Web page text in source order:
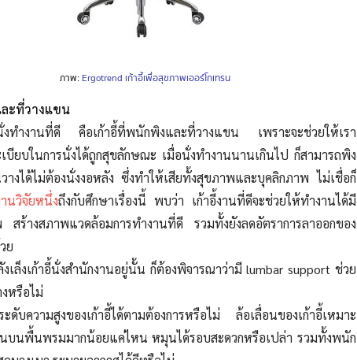
ภาพ: Ergotrend เก้าอี้เพื่อสุขภาพเออร์โกเทรน
ะที่วางแขน
งทำงานที่ดี คือเก้าอี้ที่พนักพิงและที่วางแขน เพราะจะช่วยให้เรา
เบียบในการนั่งได้ถูกสุขลักษณะ เมื่อนั่งทำงานนานเกินไป ก็สามารถพิง
างได้ไม่ต้องนั่งงอหลัง ซึ่งทำให้เสียทั้งสุขภาพและบุคลิกภาพ ไม่เชื่อก็
นวิจัยหนึ่งถึงกับศึกษาเรื่องนี้ พบว่า เก้าอี้งานที่ดีจะช่วยให้ทำงานได้มี
ร้างสภาพแวดล้อมการทำงานที่ดี รวมทั้งยังลดอัตราการลาออกของ
ย
งเล็งเก้าอี้นั่งสำนักงานอยู่นั้น ก็ต้องพิจารณาว่ามี lumbar support ช่วย
หรือไม่
ะดับความสูงของเก้าอี้ได้ตามต้องการหรือไม่ ล้อเลื่อนของเก้าอี้เหมาะ
นบนพื้นพรมมากน้อยแค่ไหน หมุนได้รอบสะดวกหรือเปล่า รวมทั้งพนัก